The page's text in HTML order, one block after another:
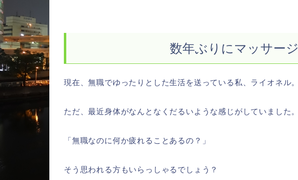
数年ぶりにマッサージ
現在、無職でゆったりとした生活を送っている私、ライオネル。
ただ、最近身体がなんとなくだるいような感じがしていました。
「無職なのに何か疲れることあるの？」
そう思われる方もいらっしゃるでしょう？